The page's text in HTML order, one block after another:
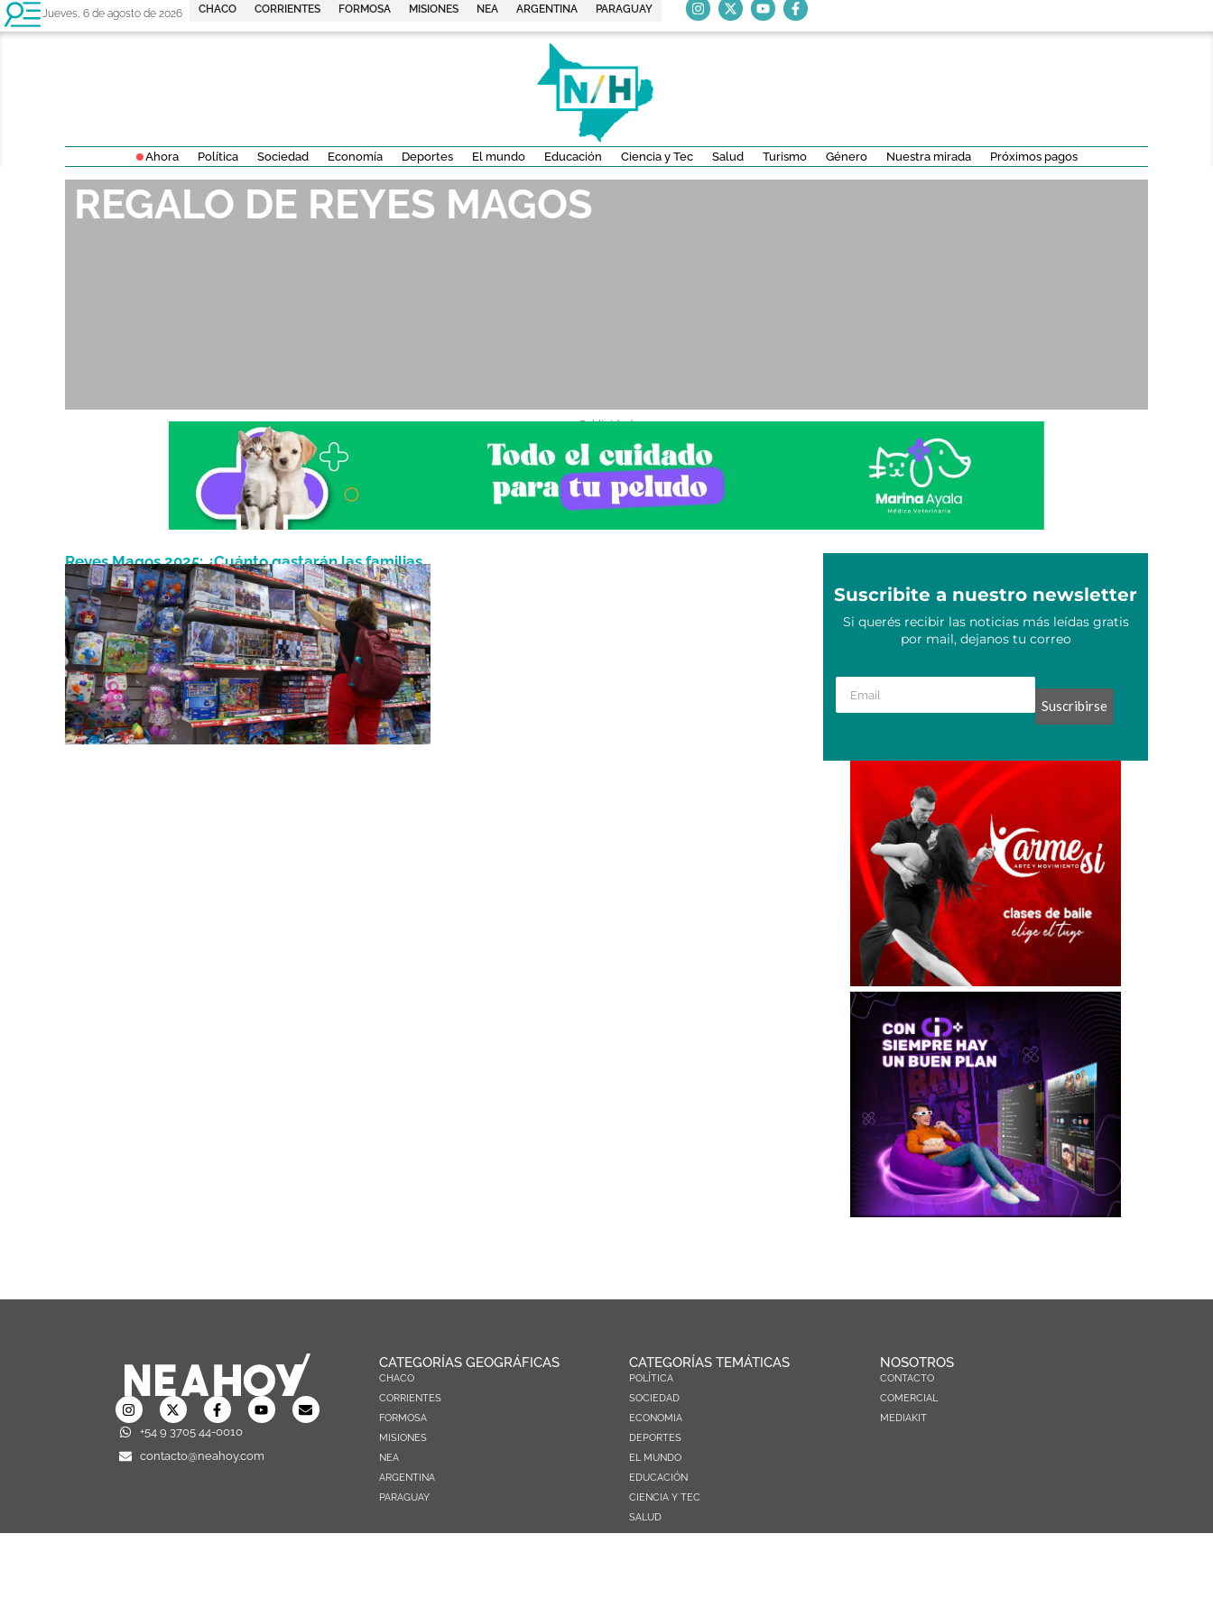
Jueves, 6 de agosto de 2026 CHACO CORRIENTES FORMOSA MISIONES NEA ARGENTINA PARAGUAY
Ahora Política Sociedad Economía Deportes El mundo Educación Ciencia y Tec Salud Turismo Género Nuestra mirada Próximos pagos
REGALO DE REYES MAGOS
- Publicidad -
Reyes Magos 2025: ¿Cuánto gastarán las familias
en regalos este año?
Enero 3, 2025
Suscribite a nuestro newsletter
Si querés recibir las noticias más leídas gratis
por mail, dejanos tu correo
Suscribirse
+54 9 3705 44-0010
contacto@neahoy.com
CATEGORÍAS GEOGRÁFICAS
CHACO
CORRIENTES
FORMOSA
MISIONES
NEA
ARGENTINA
PARAGUAY
CATEGORÍAS TEMÁTICAS
POLÍTICA
SOCIEDAD
ECONOMIA
DEPORTES
EL MUNDO
EDUCACIÓN
CIENCIA Y TEC
SALUD
TURISMO
NOSOTROS
CONTACTO
COMERCIAL
MEDIAKIT